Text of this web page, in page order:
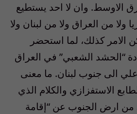
الاوسط. وان لا احد يستطيع
ولا من العراق ولا من لبنان ولا
الامر كذلك، لما استحضر
“الحشد الشعبي” في العراق
الى جنوب لبنان. ما معنى
الاستفزازي والكلام الذي
ارض الجنوب عن “إقامة